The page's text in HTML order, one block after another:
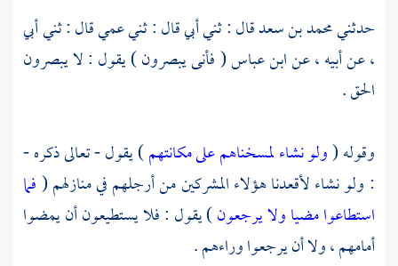
حدثنيمحمد بن سعدقال : ثني أبي قال : ثني عمي قال : ثني أبي
، عن أبيه ، عنابن عباس( فأنى يبصرون ) يقول : لا يبصرون
الحق .
وقوله (ولو نشاء لمسخناهم على مكانتهم) يقول - تعالى ذكره -
: ولو نشاء لأقعدنا هؤلاء المشركين من أرجلهم في منازلهم (فما
استطاعوا مضيا ولا يرجعون) يقول : فلا يستطيعون أن يمضوا
أمامهم ، ولا أن يرجعوا وراءهم .